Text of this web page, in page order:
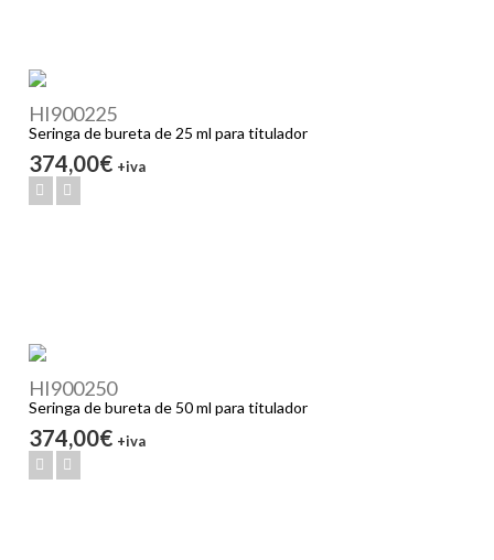
HI900225
Seringa de bureta de 25 ml para titulador
374,00€ +iva
HI900250
Seringa de bureta de 50 ml para titulador
374,00€ +iva